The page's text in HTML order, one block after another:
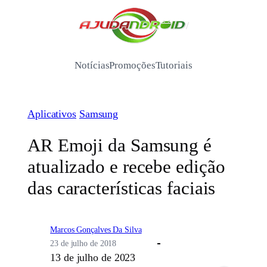
/
NotíciasPromoçõesTutoriais
Aplicativos Samsung
AR Emoji da Samsung é
atualizado e recebe edição
das características faciais
Marcos Gonçalves Da Silva
23 de julho de 2018
13 de julho de 2023